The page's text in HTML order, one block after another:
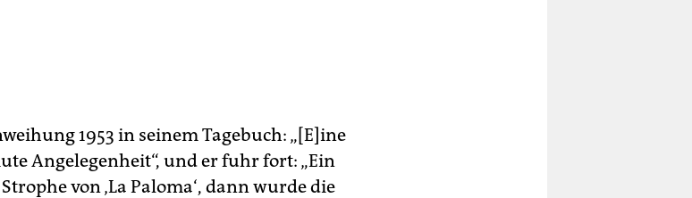
1953 in seinem Tagebuch: „[E]ine
Angelegenheit“, und er fuhr fort: „Ein
von ‚La Paloma‘, dann wurde die